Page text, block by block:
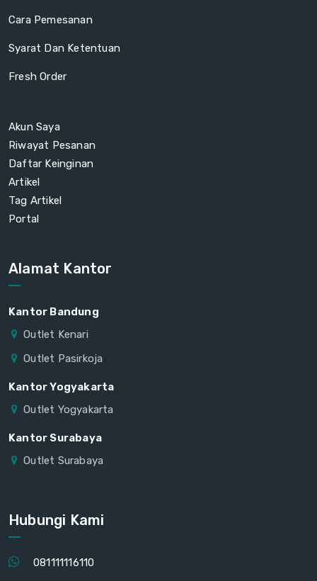
Cara Pemesanan
Syarat Dan Ketentuan
Fresh Order
Akun Saya
Riwayat Pesanan
Daftar Keinginan
Artikel
Tag Artikel
Portal
Alamat Kantor
Kantor Bandung
Outlet Kenari
Outlet Pasirkoja
Kantor Yogyakarta
Outlet Yogyakarta
Kantor Surabaya
Outlet Surabaya
Hubungi Kami
081111116110